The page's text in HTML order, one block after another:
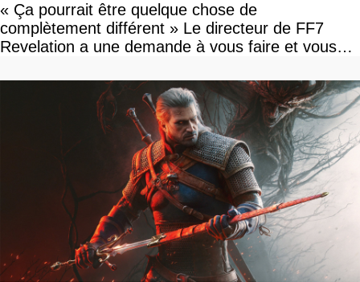
« Ça pourrait être quelque chose de
complètement différent » Le directeur de FF7
Revelation a une demande à vous faire et vous